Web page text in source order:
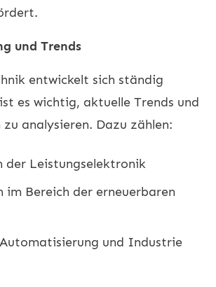
und Trends
entwickelt sich ständig
es wichtig, aktuelle Trends und
zu analysieren. Dazu zählen:
der Leistungselektronik
im Bereich der erneuerbaren
und Industrie